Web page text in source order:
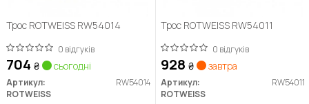
Трос ROTWEISS RW54014
0 відгуків
704 ₴ сьогодні
Артикул:
RW54014
ROTWEISS
Трос ROTWEISS RW54011
0 відгуків
928 ₴ завтра
Артикул:
RW54011
ROTWEISS